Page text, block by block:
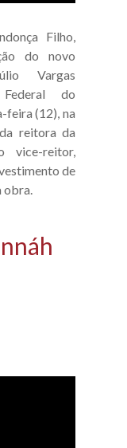
Filho,
do novo
Vargas
do
feira (12), na
reitora da
vice-reitor,
de
obra.